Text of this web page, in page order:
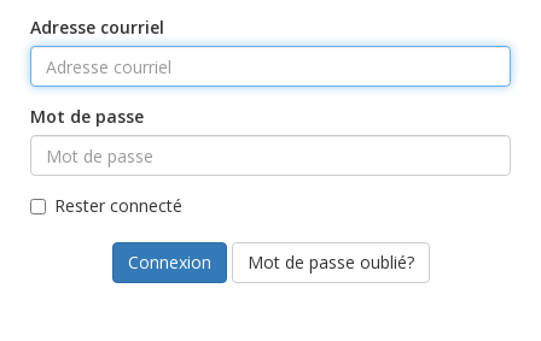
Adresse courriel
Mot de passe
Rester connecté
Mot de passe oublié?